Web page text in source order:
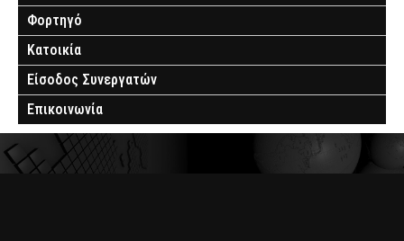
Φορτηγό
Κατοικία
Είσοδος Συνεργατών
Επικοινωνία